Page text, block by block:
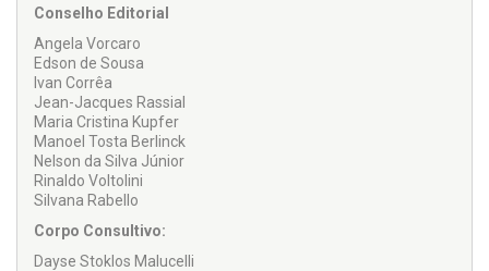
Conselho Editorial
Angela Vorcaro
Edson de Sousa
Ivan Corrêa
Jean-Jacques Rassial
Maria Cristina Kupfer
Manoel Tosta Berlinck
Nelson da Silva Júnior
Rinaldo Voltolini
Silvana Rabello
Corpo Consultivo:
Dayse Stoklos Malucelli